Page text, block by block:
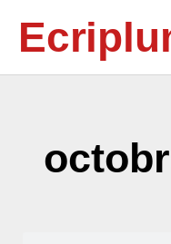
contenu